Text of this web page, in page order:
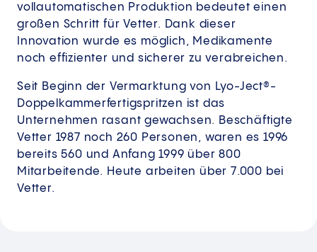
vollautomatischen Produktion bedeutet einen
großen Schritt für Vetter. Dank dieser
Innovation wurde es möglich, Medikamente
noch effizienter und sicherer zu verabreichen.
Seit Beginn der Vermarktung von Lyo-Ject®-
Doppelkammerfertigspritzen ist das
Unternehmen rasant gewachsen. Beschäftigte
Vetter 1987 noch 260 Personen, waren es 1996
bereits 560 und Anfang 1999 über 800
Mitarbeitende. Heute arbeiten über 7.000 bei
Vetter. ​